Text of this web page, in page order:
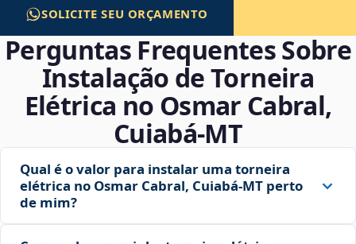
SOLICITE SEU ORÇAMENTO
Perguntas Frequentes Sobre
Instalação de Torneira
Elétrica no Osmar Cabral,
Cuiabá‑MT
Qual é o valor para instalar uma torneira
elétrica no Osmar Cabral, Cuiabá‑MT perto
de mim?